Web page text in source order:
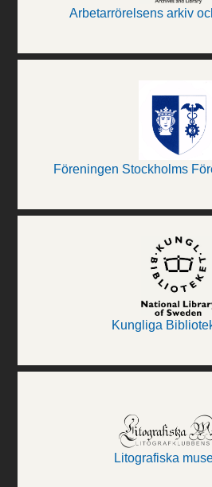
Arbetarrörelsens arkiv
Föreningen Stockholms
Kungliga
Litografiska